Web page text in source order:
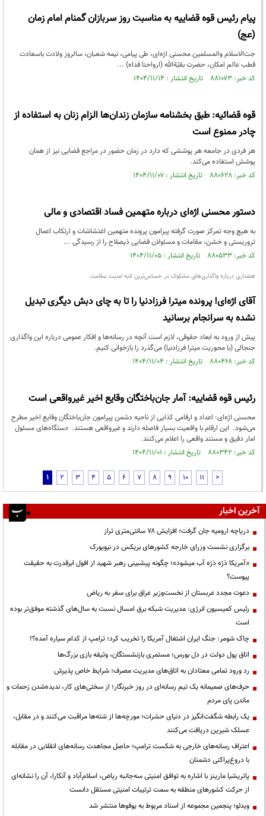
پیام رئیس قوه قضاییه به مناسبت روز سربازان گمنام امام زمان
(عج)
جت‌الاسلام والمسلمین محسنی اژه‌ای، طی پیامی، نیمه شعبان، سالروز ولادت باسعادت
قطب عالم امکان، حضرت بقیّةالله (ارواحنا فداه) ...
کد خبر: ۸۸۱۰۷۳ تاریخ انتشار : ۱۴۰۴/۱۱/۱۴
قوه قضائیه: طبق بخشنامه سازمان زندان‌ها الزام زنان به استفاده از
چادر ممنوع است
هر فردی در جامعه هر پوششی که دارد در زمان حضور در مراجع قضایی نیز از همان
پوشش استفاده می‌کند.
کد خبر: ۸۸۰۶۲۸ تاریخ انتشار : ۱۴۰۴/۱۱/۰۷
دستور محسنی اژه‌ای درباره متهمین فساد اقتصادی و مالی
به هیچ وجه تمرکز صورت گرفته پیرامون پرونده متهمین اغتشاشات و ارتکاب اعمال
تروریستی و خشن، مقامات و مسئولان قضایی ذیصلاح را از رسیدگی ...
کد خبر: ۸۸۰۵۳۳ تاریخ انتشار : ۱۴۰۴/۱۱/۰۵
هشداری درباره واگذاری‌های مشکوک در حساس‌ترین لایه امنیت سلامت
آقای اژه‌ای! پرونده میترا فرزادنیا را تا به چای دبش دیگری تبدیل
نشده به سرانجام برسانید
پیش از ورود به ابعاد حقوقی، لازم است آنچه در رسانه‌ها و افکار عمومی درباره این واگذاری
جنجالی (با محوریت میترا فرزادنیا) می‌گذرد را بازخوانی کنیم.
کد خبر: ۸۸۰۴۶۸ تاریخ انتشار : ۱۴۰۴/۱۱/۰۴
رئیس قوه قضاییه: آمار جان‌باختگان وقایع اخیر غیرواقعی است
محسنی اژه‌ای: اعداد و ارقامی کذایی از ناحیه دشمن پیرامون جان‌باختگان وقایع اخیر مطرح
می‌شود. این ارقام با واقعیت بسیار فاصله دارند و غیرواقعی هستند. دستگاه‌های مسئول
امار دقیق و مستند واقعی را اعلام می‌کنند.
کد خبر: ۸۸۰۳۴۲ تاریخ انتشار : ۱۴۰۴/۱۱/۰۱
1 2 3 4 5 6 7 8 9 10 11 >
آخرین اخبار
دریاچه ارومیه جان گرفت؛ افزایش ۷۸ سانتی‌متری تراز
برگزاری نشست وزرای خارجه کشورهای بریکس در نیویورک
«آمریکا ذرّه ذرّه آب میشود»؛ چگونه پیشبینی رهبر شهید از افول ابرقدرت به حقیقت
پیوست؟
دعوت مجدد عربستان از نخست‌وزیر عراق برای سفر به ریاض
رئیس کمیسیون انرژی: مدیریت شبکه برق امسال نسبت به سال‌های گذشته موفق‌تر بوده
است
چاک شومر: جنگ ایران اشتغال آمریکا را تخریب کرد؛ ترامپ از کدام سیاره آمده؟!
اتاق پول دولت در دل بورس؛ مستمری بازنشستگان، وثیقه بازی بزرگ‌ها
رد ورود تمامی معتادان به اتاق‌های مدیریت مصرف؛ شرایط خاص پذیرش
حرف‌های صمیمانه یک تیم رسانه‌ای در روز خبرنگار؛ از سختی‌های کار، ندیده‌شدن زحمات و
ماندن پای مردم
یک رابطه شگفت‌انگیز در دنیای حشرات؛ مورچه‌ها از شته‌ها مراقبت می‌کنند و در مقابل،
عسلک شیرین دریافت می‌کنند
اعتراف رسانه‌های خارجی به شکست ترامپ؛ حاصل مجاهدت رسانه‌های انقلابی در مقابله
با دروغ‌پراکنی دشمنان
پاتریشیا مارینز با اشاره به توافق امنیتی سه‌جانبه ریاض، اسلام‌آباد و آنکارا، آن را نشانه‌ای
از حرکت کشورهای منطقه به سمت ترتیبات امنیتی مستقل دانست
ویدئو؛ پنجمین مجموعه از اسناد مربوط به یوفوها منتشر شد